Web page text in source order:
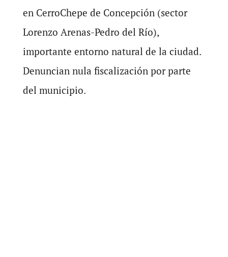
en CerroChepe de Concepción (sector
Lorenzo Arenas-Pedro del Río),
importante entorno natural de la ciudad.
Denuncian nula fiscalización por parte
del municipio.